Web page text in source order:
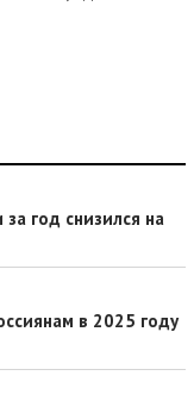
год снизился на
в 2025 году